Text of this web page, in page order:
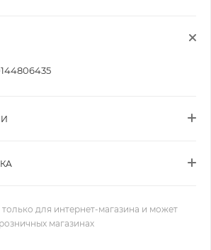
для интернет-магазина и может
магазинах